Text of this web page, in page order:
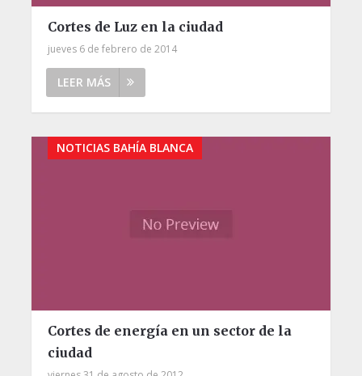
Cortes de Luz en la ciudad
jueves 6 de febrero de 2014
LEER MÁS
NOTICIAS BAHÍA BLANCA
Cortes de energía en un sector de la
ciudad